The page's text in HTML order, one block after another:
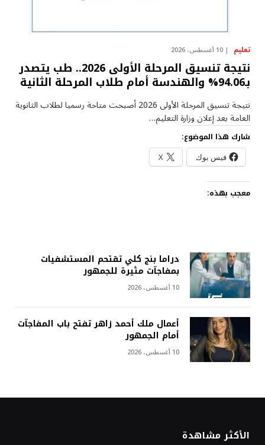
تعليم 10 أغسطس، 2026
نتيجة تنسيق المرحلة الأولى 2026.. طب يتصدر
بـ94.06% والهندسة أمام طلاب المرحلة الثانية
نتيجة تنسيق المرحلة الأولى 2026 أصبحت متاحة رسميا لطلاب الثانوية
العامة بعد إعلان وزارة التعليم…
شارك هذا الموضوع:
فيس بوك X
معجب بهذه:
دراما بنج كلي تقتحم المستشفيات
بمفاجآت مثيرة للجمهور
10 أغسطس، 2026
أعمال ملك أحمد زاهر تفتح باب المفاجآت
أمام الجمهور
10 أغسطس، 2026
الأكثر مشاهدة